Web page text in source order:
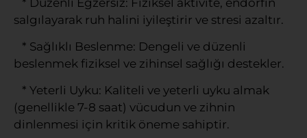
salgılayarak ruh halini iyileştirir ve stresi azaltır.
* Sağlıklı Beslenme: Dengeli ve düzenli
beslenmek fiziksel ve zihinsel sağlığı destekler.
* Yeterli Uyku: Kaliteli ve yeterli uyku almak
(genellikle 7-8 saat) vücudun ve zihnin
dinlenmesi için kritik öneme sahiptir.